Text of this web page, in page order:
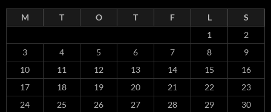
M T O T F L
S
1
2
3
4 5 6 7 8
9
10
11 12 13 14 15
16
17
18 19 20 21 22
23
24
25 26 27 28 29
30